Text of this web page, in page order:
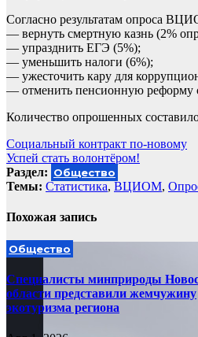
Согласно результатам опроса
— вернуть смертную казнь (2%
— упразднить ЕГЭ (5%);
— уменьшить налоги (6%);
— ужесточить кару для
— отменить пенсионную реформу
Количество опрошенных
Навигация
по
записям
Социальный контракт по-новому
Успей стать волонтёром!
Раздел: Общество
Темы: Cтатистика, ВЦИОМ,
Похожая запись
Общество
Специалисты минприроды
области представили жемчужину
экотуризма региона